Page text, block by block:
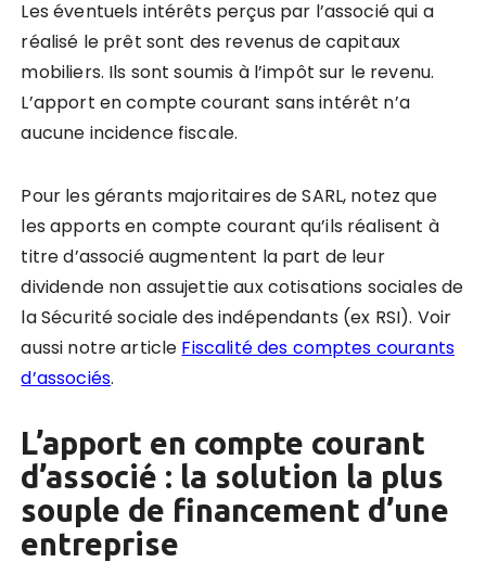
Les éventuels intérêts perçus par l’associé qui a
réalisé le prêt sont des revenus de capitaux
mobiliers. Ils sont soumis à l’impôt sur le revenu.
L’apport en compte courant sans intérêt n’a
aucune incidence fiscale.
Pour les gérants majoritaires de SARL, notez que
les apports en compte courant qu’ils réalisent à
titre d’associé augmentent la part de leur
dividende non assujettie aux cotisations sociales de
la Sécurité sociale des indépendants (ex RSI). Voir
aussi notre article Fiscalité des comptes courants
d’associés.
L’apport en compte courant
d’associé : la solution la plus
souple de financement d’une
entreprise